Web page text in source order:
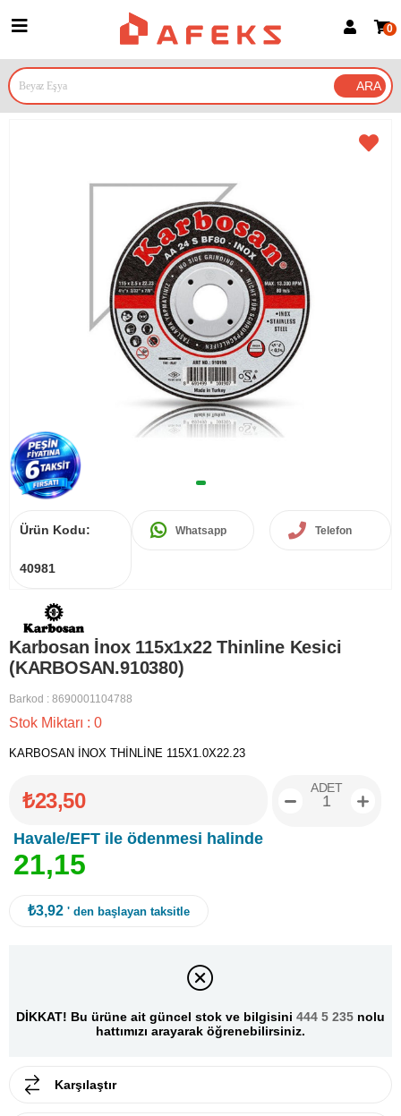
Google İle Bağlan
0
Ürün Kodu:
40981
Whatsapp Telefon
Karbosan İnox 115x1x22 Thinline Kesici
(KARBOSAN.910380)
Barkod : 8690001104788
Stok Miktarı : 0
KARBOSAN İNOX THİNLİNE 115X1.0X22.23
₺23,50
Havale/EFT ile ödenmesi halinde
21,15
ADET
₺3,92 ' den başlayan taksitle
DİKKAT! Bu ürüne ait güncel stok ve bilgisini 444 5 235 nolu
hattımızı arayarak öğrenebilirsiniz.
Karşılaştır